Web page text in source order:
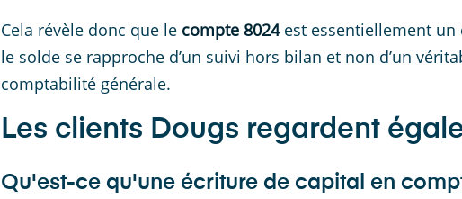
Cela révèle donc que le compte 8024est essentiellement un
le solde se rapproche d’un suivi hors bilan et non d’un
comptabilité générale.
Les clients Dougs regardent
Qu'est-ce qu'une écriture de capital en